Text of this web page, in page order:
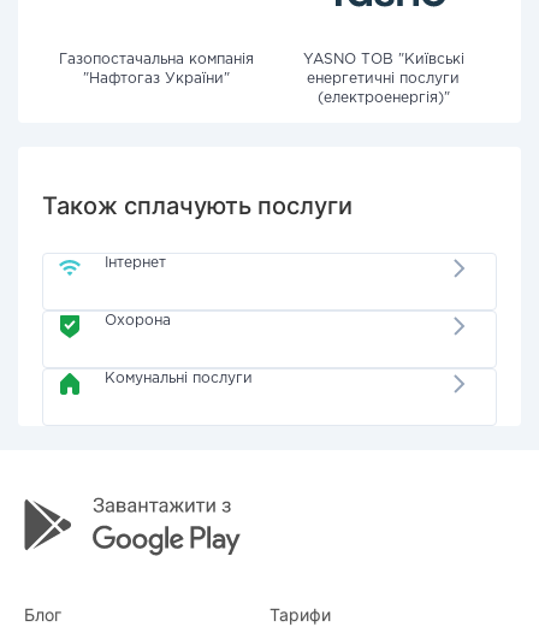
Газопостачальна компанія
"Нафтогаз України"
YASNO ТОВ "Київські
енергетичні послуги
(електроенергія)"
Також сплачують послуги
Інтернет
Охорона
Комунальні послуги
Блог Тарифи